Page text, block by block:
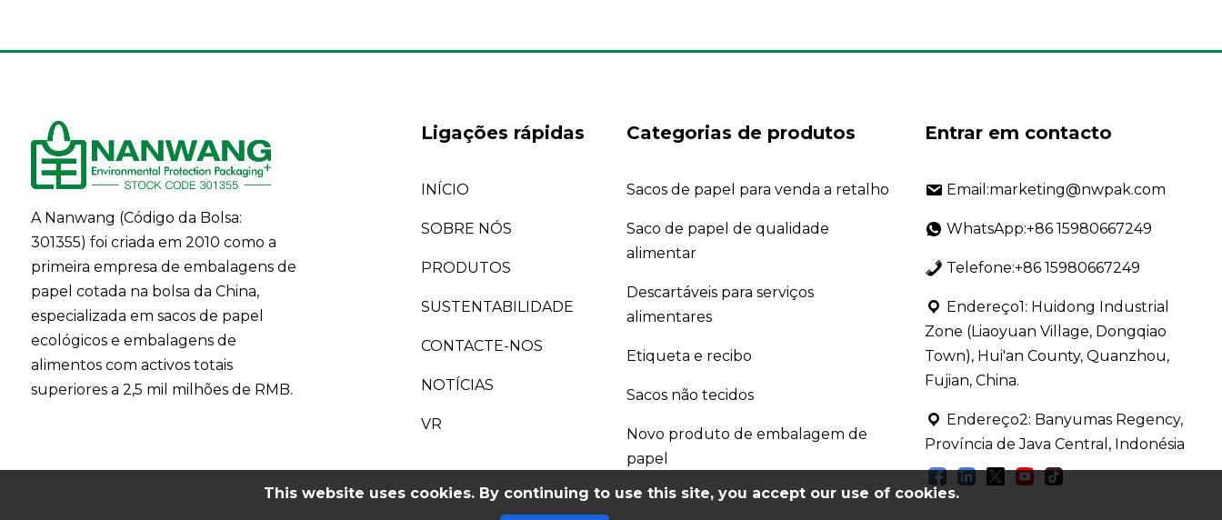
A Nanwang (Código da Bolsa:
301355) foi criada em 2010 como a
primeira empresa de embalagens de
papel cotada na bolsa da China,
especializada em sacos de papel
ecológicos e embalagens de
alimentos com activos totais
superiores a 2,5 mil milhões de RMB.
Ligações rápidas
INÍCIO
SOBRE NÓS
PRODUTOS
SUSTENTABILIDADE
CONTACTE-NOS
NOTÍCIAS
VR
Categorias de produtos
Sacos de papel para venda a retalho
Saco de papel de qualidade
alimentar
Descartáveis para serviços
alimentares
Etiqueta e recibo
Sacos não tecidos
Novo produto de embalagem de
papel
Entrar em contacto
Email:marketing@nwpak.com
WhatsApp:+86 15980667249
Telefone:+86 15980667249
Endereço1: Huidong Industrial
Zone (Liaoyuan Village, Dongqiao
Town), Hui'an County, Quanzhou,
Fujian, China.
Endereço2: Banyumas Regency,
Província de Java Central, Indonésia
This website uses cookies. By continuing to use this site, you accept our use of cookies.